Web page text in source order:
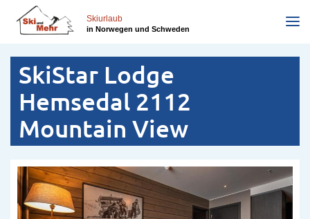
zum
Inhalt
Skiurlaub
in Norwegen und Schweden
SkiStar Lodge
Hemsedal 2112
Mountain View